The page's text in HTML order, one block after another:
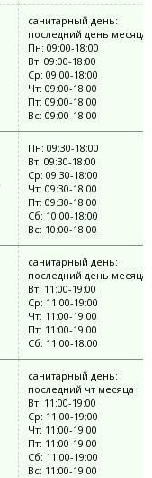
санитарный день:
последний день месяца
Пн: 09:00-18:00
Вт: 09:00-18:00
Ср: 09:00-18:00
Чт: 09:00-18:00
Пт: 09:00-18:00
Вс: 09:00-18:00
Пн: 09:30-18:00
Вт: 09:30-18:00
Ср: 09:30-18:00
Чт: 09:30-18:00
Пт: 09:30-18:00
Сб: 10:00-18:00
Вс: 10:00-18:00
санитарный день:
последний день месяца
Вт: 11:00-19:00
Ср: 11:00-19:00
Чт: 11:00-19:00
Пт: 11:00-19:00
Сб: 11:00-18:00
санитарный день:
последний чт месяца
Вт: 11:00-19:00
Ср: 11:00-19:00
Чт: 11:00-19:00
Пт: 11:00-19:00
Сб: 11:00-19:00
Вс: 11:00-19:00